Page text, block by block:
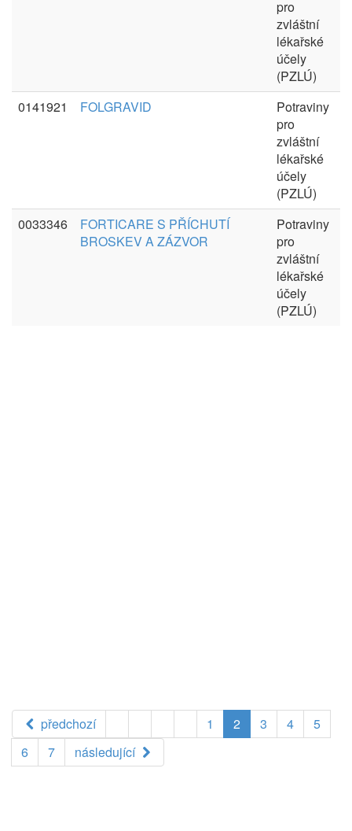
pro
zvláštní
lékařské
účely
(PZLÚ)
0141921
FOLGRAVID
Potraviny
pro
zvláštní
lékařské
účely
(PZLÚ)
0033346
FORTICARE S PŘÍCHUTÍ
BROSKEV A ZÁZVOR
Potraviny
pro
zvláštní
lékařské
účely
(PZLÚ)
předchozí 1 2 3 4
5
6
7 následující